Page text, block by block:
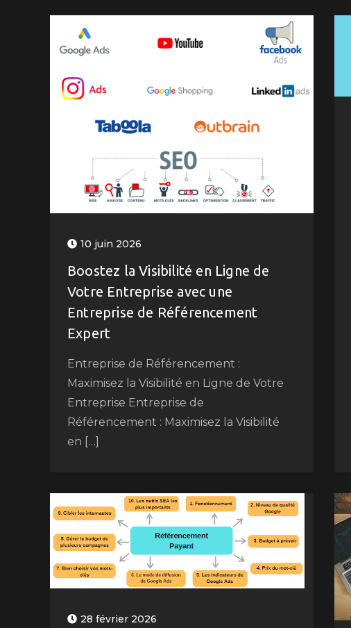
10 juin 2026
Boostez la Visibilité en Ligne de
Votre Entreprise avec une
Entreprise de Référencement
Expert
Entreprise de Référencement :
Maximisez la Visibilité en Ligne de Votre
Entreprise Entreprise de
Référencement : Maximisez la Visibilité
en […]
28 février 2026